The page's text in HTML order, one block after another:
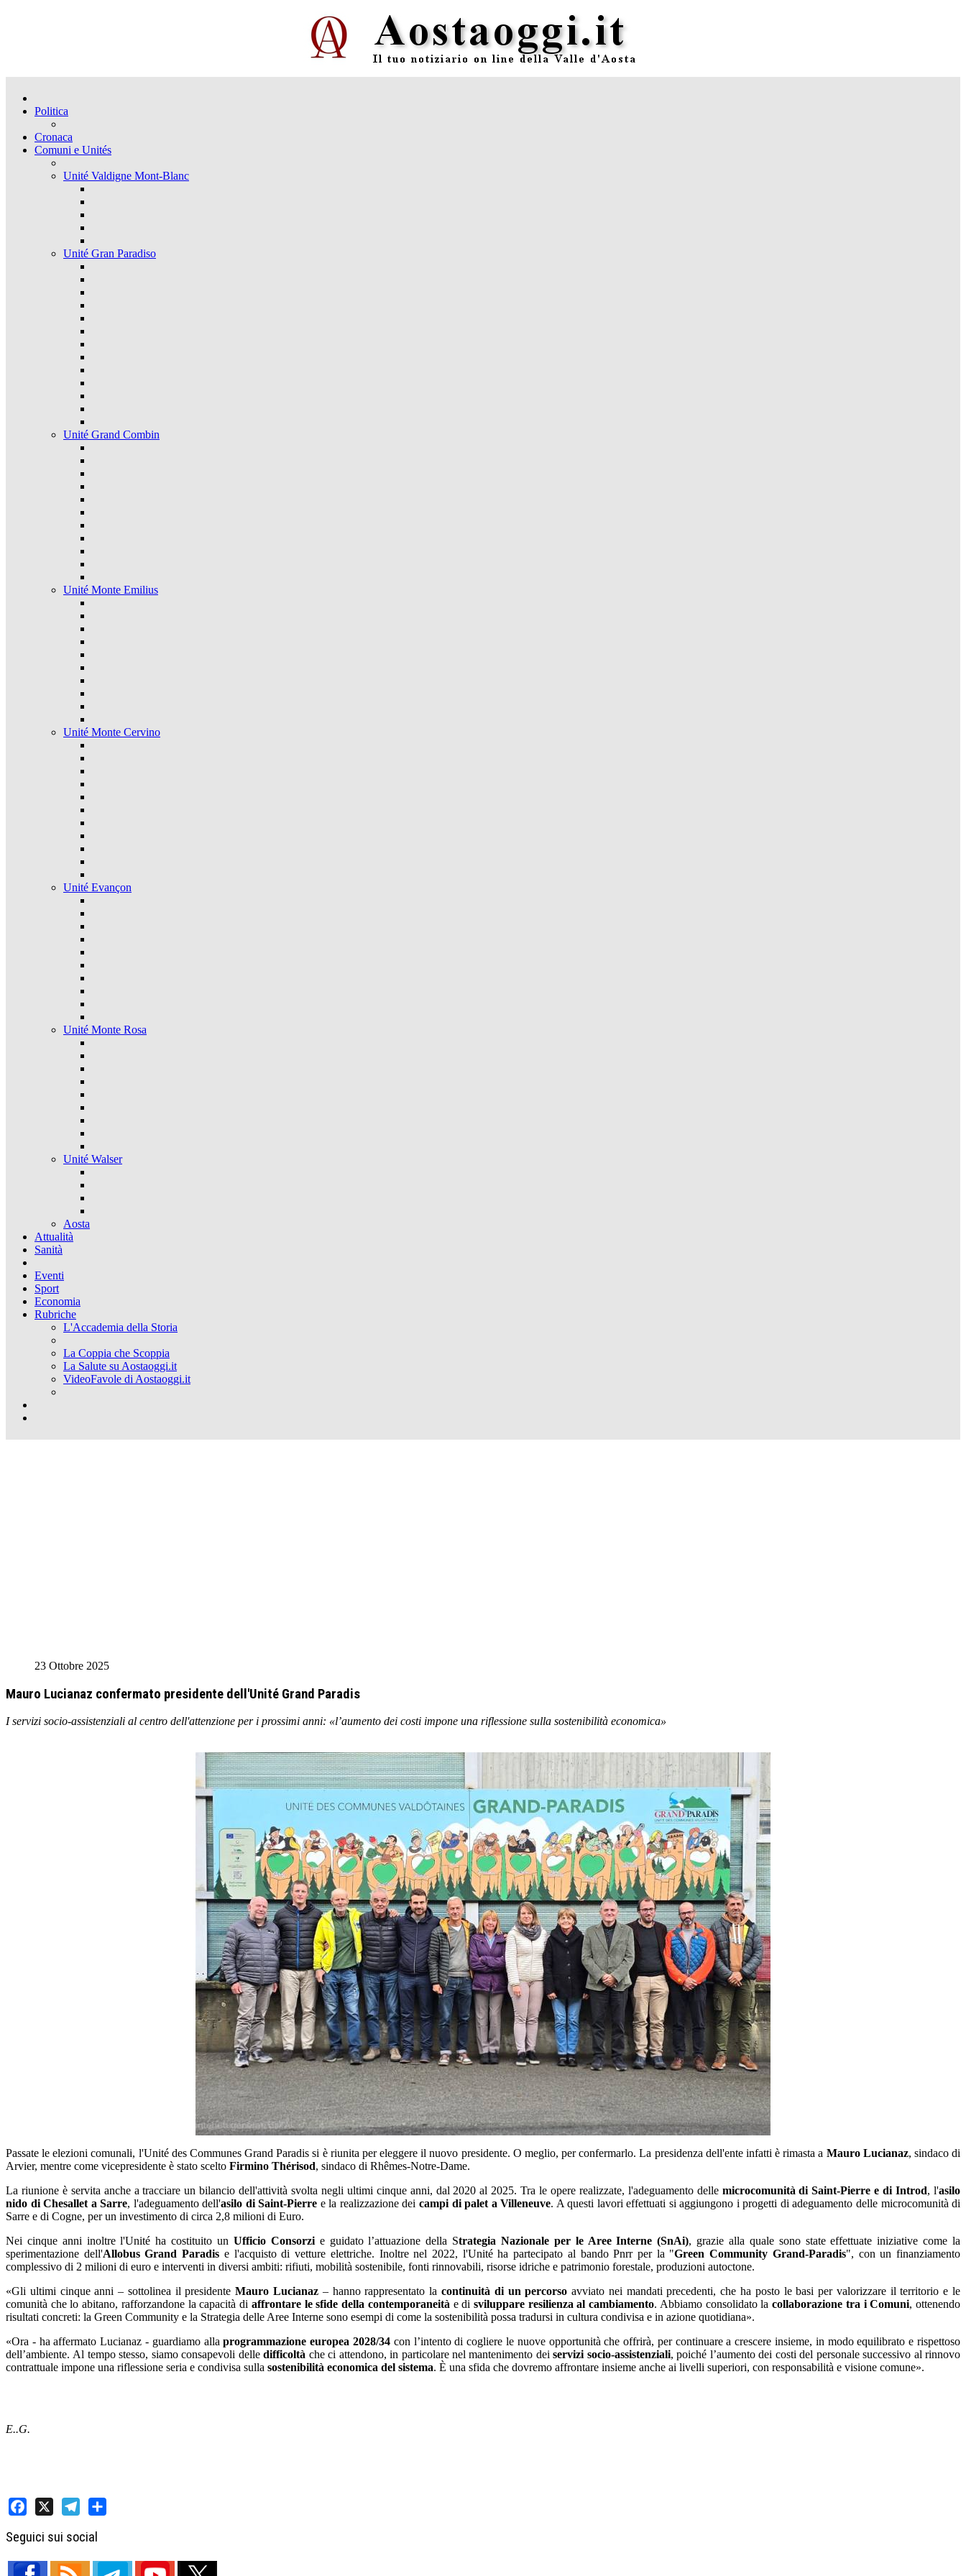
Politica
Cronaca
Comuni e Unités
Unité Valdigne Mont-Blanc
Unité Gran Paradiso
Unité Grand Combin
Unité Monte Emilius
Unité Monte Cervino
Unité Evançon
Unité Monte Rosa
Unité Walser
Aosta
Attualità
Sanità
Eventi
Sport
Economia
Rubriche
L'Accademia della Storia
La Coppia che Scoppia
La Salute su Aostaoggi.it
VideoFavole di Aostaoggi.it
23 Ottobre 2025
Mauro Lucianaz confermato presidente dell'Unité Grand Paradis
I servizi socio-assistenziali al centro dell'attenzione per i prossimi anni: «l’aumento dei costi impone una riflessione sulla sostenibilità economica»
Passate le elezioni comunali, l'Unité des Communes Grand Paradis si è riunita per eleggere il nuovo presidente. O meglio, per confermarlo. La presidenza dell'ente infatti è rimasta a Mauro Lucianaz, sindaco di
Arvier, mentre come vicepresidente è stato scelto Firmino Thérisod, sindaco di Rhêmes-Notre-Dame.
La riunione è servita anche a tracciare un bilancio dell'attività svolta negli ultimi cinque anni, dal 2020 al 2025. Tra le opere realizzate, l'adeguamento delle microcomunità di Saint-Pierre e di Introd, l'asilo
nido di Chesallet a Sarre, l'adeguamento dell'asilo di Saint-Pierre e la realizzazione dei campi di palet a Villeneuve. A questi lavori effettuati si aggiungono i progetti di adeguamento delle microcomunità di
Sarre e di Cogne, per un investimento di circa 2,8 milioni di Euro.
Nei cinque anni inoltre l'Unité ha costituito un Ufficio Consorzie guidato l’attuazione della Strategia Nazionale per le Aree Interne (SnAi), grazie alla quale sono state effettuate iniziative come la
sperimentazione dell'Allobus Grand Paradis e l'acquisto di vetture elettriche. Inoltre nel 2022, l'Unité ha partecipato al bando Pnrr per la "Green Community Grand-Paradis", con un finanziamento
complessivo di 2 milioni di euro e interventi in diversi ambiti: rifiuti, mobilità sostenibile, fonti rinnovabili, risorse idriche e patrimonio forestale, produzioni autoctone.
«Gli ultimi cinque anni – sottolinea il presidenteMauro Lucianaz – hanno rappresentato la continuità di un percorso avviato nei mandati precedenti, che ha posto le basi per valorizzare il territorio e le
comunità che lo abitano, rafforzandone la capacità di affrontare le sfide della contemporaneitàe di sviluppare resilienza al cambiamento. Abbiamo consolidato lacollaborazione tra i Comuni, ottenendo
risultati concreti: la Green Community e la Strategia delle Aree Interne sono esempi di come la sostenibilità possa tradursi in cultura condivisa e in azione quotidiana».
«Ora - ha affermato Lucianaz - guardiamo allaprogrammazione europea 2028/34con l’intento di cogliere le nuove opportunità che offrirà, per continuare a crescere insieme, in modo equilibrato e rispettoso
dell’ambiente. Al tempo stesso, siamo consapevoli delledifficoltà che ci attendono, in particolare nel mantenimento deiservizi socio-assistenziali, poiché l’aumento dei costi del personale successivo al rinnovo
contrattuale impone una riflessione seria e condivisa sulla sostenibilità economica del sistema. È una sfida che dovremo affrontare insieme anche ai livelli superiori, con responsabilità e visione comune».
E..G.
Seguici sui social